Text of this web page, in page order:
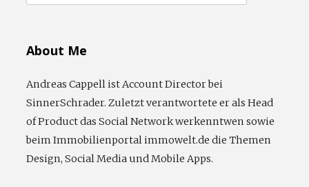
nach:
About Me
Andreas Cappell ist Account Director bei
SinnerSchrader. Zuletzt verantwortete er als Head
of Product das Social Network werkenntwen sowie
beim Immobilienportal immowelt.de die Themen
Design, Social Media und Mobile Apps.